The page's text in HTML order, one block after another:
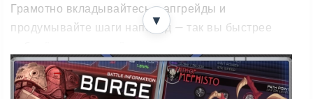
Грамотно вкладывайтесь в апгрейды и
продумывайте шаги наперёд — так вы быстрее
Соберите звёздный флот
▼